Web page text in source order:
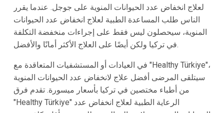
لعلاج انخفاض عدد الحيوانات المنوية على جوجل. عندما يقرر
الناس طلب المساعدة الطبية لعلاج انخفاض عدد الحيوانات
المنوية، سيحصلون ليس فقط على إجراءات منخفضة التكلفة
في تركيا ولكن أيضًا على العلاج الأكثر أمانًا والأفضل.
في العيادات أو المستشفيات المتعاقدة مع "Healthy Türkiye"،
سيتلقى المرضى أفضل علاج لانخفاض عدد الحيوانات المنوية
من أطباء مختصين في تركيا بأسعار ميسورة. تقدم فرق
"Healthy Türkiye" الرعاية الطبية لعلاج انخفاض عدد